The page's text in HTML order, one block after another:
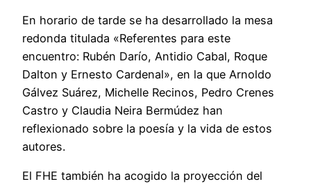
En horario de tarde se ha desarrollado la mesa
redonda titulada «Referentes para este
encuentro: Rubén Darío, Antidio Cabal, Roque
Dalton y Ernesto Cardenal», en la que Arnoldo
Gálvez Suárez, Michelle Recinos, Pedro Crenes
Castro y Claudia Neira Bermúdez han
reflexionado sobre la poesía y la vida de estos
autores.
El FHE también ha acogido la proyección del